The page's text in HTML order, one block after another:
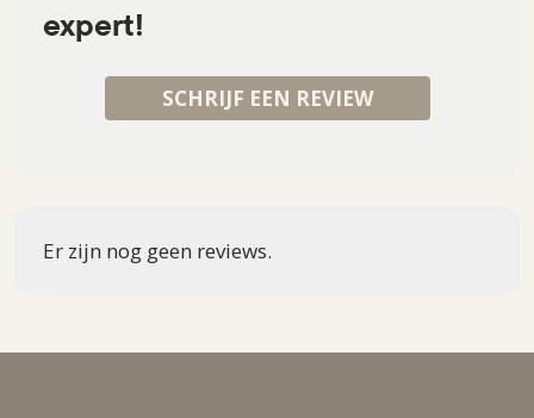
Er zijn nog geen reviews.
expert!
SCHRIJF EEN REVIEW